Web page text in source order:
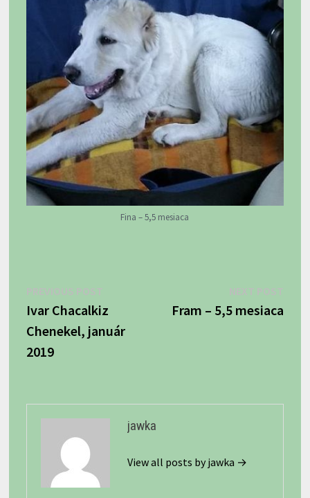
Fina – 5,5 mesiaca
v
článku
post:
Ivar Chacalkiz
Chenekel, január
2019
Fram – 5,5 mesiaca
jawka
View all posts by jawka →